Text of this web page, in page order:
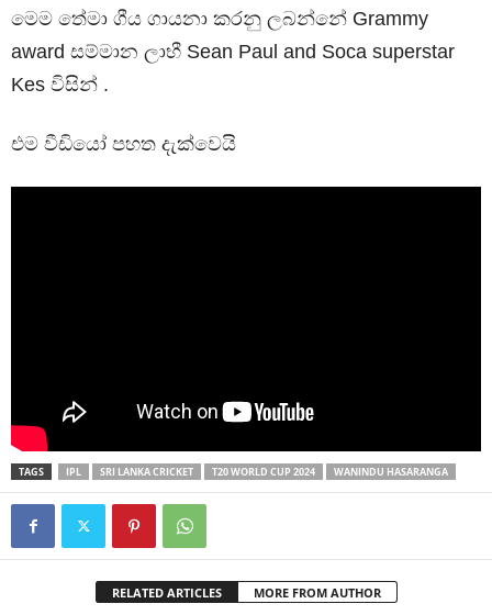
මෙම තේමා ගීය ගායනා කරනු ලබන්නේ Grammy
award සම්මාන ලාභී Sean Paul and Soca superstar
Kes විසින් .
එම වීඩියෝ පහත දැක්වෙයි
TAGS IPL SRI LANKA CRICKET T20 WORLD CUP 2024 WANINDU HASARANGA
RELATED ARTICLES MORE FROM AUTHOR